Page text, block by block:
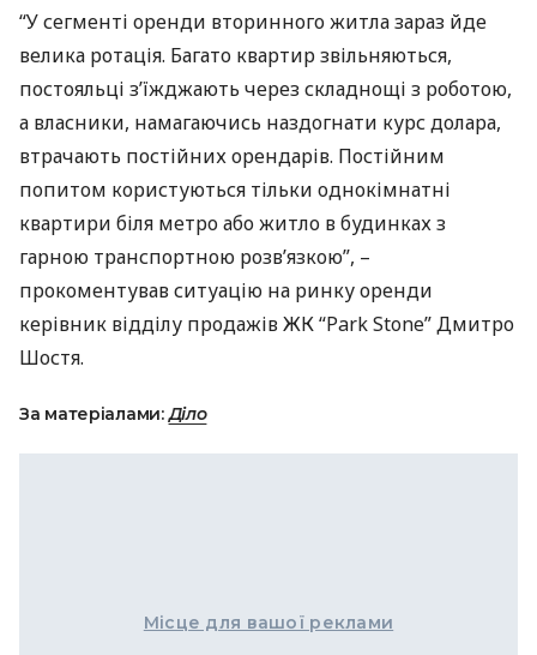
“У сегменті оренди вторинного житла зараз йде
велика ротація. Багато квартир звільняються,
постояльці з’їжджають через складнощі з роботою,
а власники, намагаючись наздогнати курс долара,
втрачають постійних орендарів. Постійним
попитом користуються тільки однокімнатні
квартири біля метро або житло в будинках з
гарною транспортною розв’язкою”, –
прокоментував ситуацію на ринку оренди
керівник відділу продажів ЖК “Park Stone” Дмитро
Шостя.
За матеріалами:Діло
Місце для вашої реклами